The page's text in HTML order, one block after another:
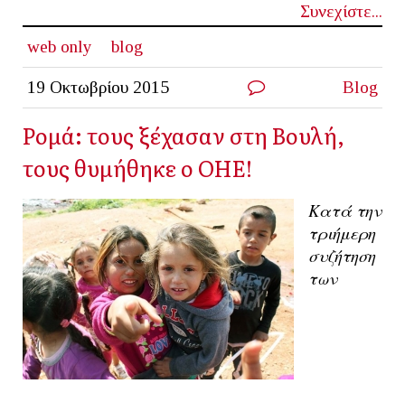
Συνεχίστε...
web only
blog
19 Οκτωβρίου 2015 Blog
Ρομά: τους ξέχασαν στη Βουλή,
τους θυμήθηκε ο ΟΗΕ!
Κατά την
τριήμερη
συζήτηση
των